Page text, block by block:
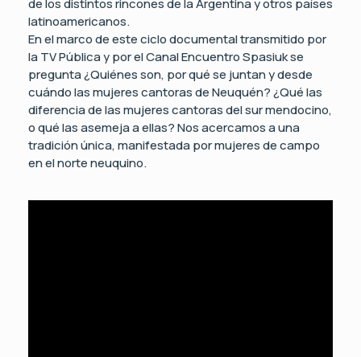
de los distintos rincones de la Argentina y otros países
latinoamericanos.
En el marco de este ciclo documental transmitido por
la TV Pública y por el Canal Encuentro Spasiuk se
pregunta ¿Quiénes son, por qué se juntan y desde
cuándo las mujeres cantoras de Neuquén? ¿Qué las
diferencia de las mujeres cantoras del sur mendocino,
o qué las asemeja a ellas? Nos acercamos a una
tradición única, manifestada por mujeres de campo
en el norte neuquino.